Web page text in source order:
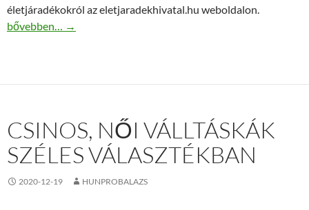
életjáradékokról az eletjaradekhivatal.hu weboldalon.
Életjáradék online a legjobb árakkal
bővebben… →
CSINOS, NŐI VÁLLTÁSKÁK
SZÉLES VÁLASZTÉKBAN
2020-12-19 HUNPROBALAZS